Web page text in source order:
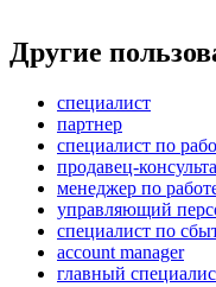
Другие
специалист
партнер
специалист по
продавец-
менеджер по
управляющий
специалист по
account manager
главный